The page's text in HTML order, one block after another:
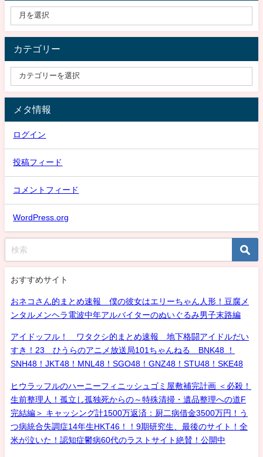
カテゴリー
メタ情報
ログイン
投稿フィード
コメントフィード
WordPress.org
おすすめサイト
おネコさん的まとめ速報 僕の彼女はエリーちゃん人形！豆腐メ
ンタルメンヘラ電波中年アルバイターのぬいぐるみ男子末路編
アイドッフル！ ワタクシ的まとめ速報 地下格闘アイドルだい
すき！23 ひうらのアニメ放送局101ちゃんねる BNK48 ！
SNH48！JKT48！MNL48！SGO48！GNZ48！STU48！SKE48
ヒウラッフルのハーニーフィニッシュゴミ屋敷補完計画 ＜必殺！
生前整理人！孤立し孤独死からの～特殊清掃・遺品整理への道F
完結編＞ キャッシング計1500万返済：厨二病借金3500万円！う
つ病統合失調症14年生HKT46！！9期研究生、最後のサイト！全
米が泣いた！認知症鬱病60代のラストサイト絶賛！公開中